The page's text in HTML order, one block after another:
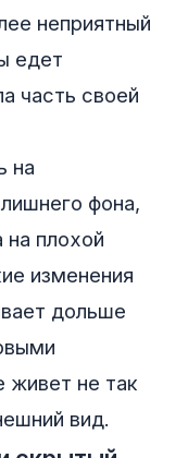
неприятный
едет
часть своей
на
фона,
плохой
изменения
дольше
живет не так
вид.